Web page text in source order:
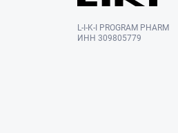
L-I-K-I PROGRAM PHARM
ИНН 309805779